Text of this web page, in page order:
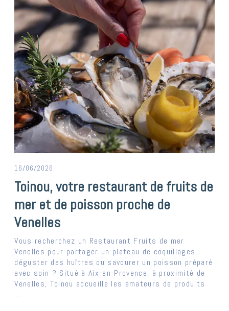
16/06/2026
Toinou, votre restaurant de fruits de
mer et de poisson proche de
Venelles
Vous recherchez un Restaurant Fruits de mer
Venelles pour partager un plateau de coquillages,
déguster des huîtres ou savourer un poisson préparé
avec soin ? Situé à Aix-en-Provence, à proximité de
Venelles, Toinou accueille les amateurs de produits
...